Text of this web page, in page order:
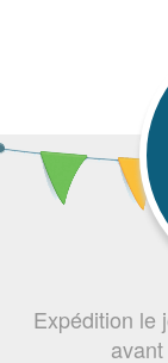
Expédition le